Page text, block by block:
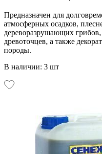
Предназначен для
атмосферных осадков,
дереворазрушающих
древоточцев, а также
породы.
В наличии: 3 шт